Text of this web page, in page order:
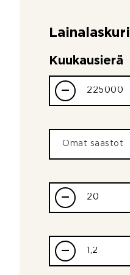
Lainalaskuri
Kuukausierä
–
–
–